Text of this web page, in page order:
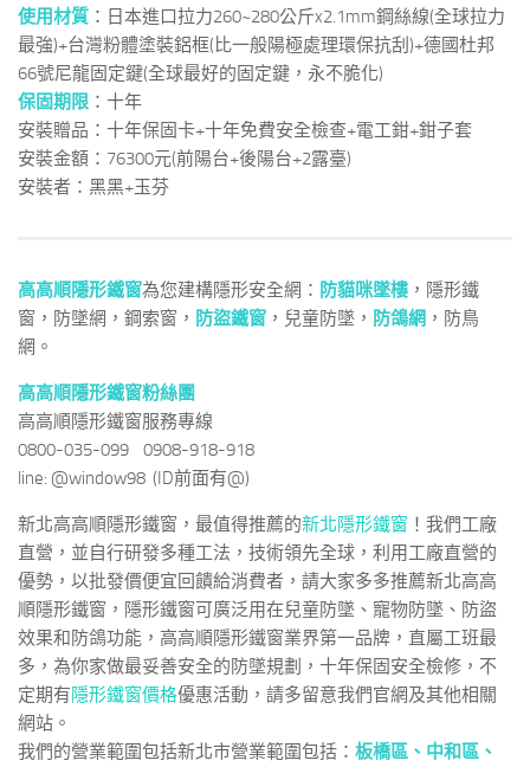
使用材質 ：日本進口拉力260~280公斤x2.1mm鋼絲線(全球拉力
最強)+台灣粉體塗裝鋁框(比一般陽極處理環保抗刮)+德國杜邦
66號尼龍固定鍵(全球最好的固定鍵，永不脆化)
保固期限 ：十年
安裝贈品：十年保固卡+十年免費安全檢查+電工鉗+鉗子套
安裝金額：76300元(前陽台+後陽台+2露臺)
安裝者：黑黑+玉芬
高高順隱形鐵窗為您建構隱形安全網： 防貓咪墜樓 ，隱形鐵
窗，防墜網，鋼索窗， 防盜鐵窗 ，兒童防墜， 防鴿網 ，防鳥
網。
高高順隱形鐵窗粉絲團
高高順隱形鐵窗服務專線
0800-035-099 0908-918-918
line: @window98 (ID前面有@)
新北高高順隱形鐵窗，最值得推薦的新北隱形鐵窗 ！我們工廠
直營，並自行研發多種工法，技術領先全球，利用工廠直營的
優勢，以批發價便宜回饋給消費者，請大家多多推薦新北高高
順隱形鐵窗，隱形鐵窗可廣泛用在兒童防墜、寵物防墜、防盜
效果和防鴿功能，高高順隱形鐵窗業界第一品牌，直屬工班最
多，為你家做最妥善安全的防墜規劃，十年保固安全檢修，不
定期有隱形鐵窗價格優惠活動，請多留意我們官網及其他相關
網站。
我們的營業範圍包括新北市營業範圍包括： 板橋區、 中和區 、